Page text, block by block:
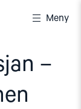
Meny
–